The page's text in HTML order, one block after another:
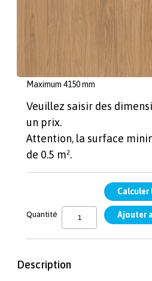
Maximum 1280 mm
Maximum 4150 mm
Veuillez saisir des
un prix.
Attention, la surface
de 0.5 m².
Quantité
Description